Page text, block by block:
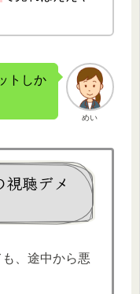
めい
トしか
聴デメ
、途中から悪